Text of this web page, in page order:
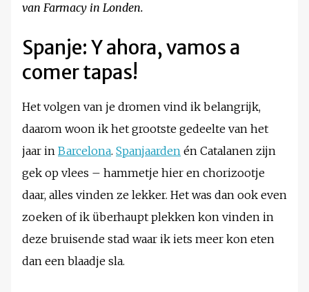
van Farmacy in Londen.
Spanje: Y ahora, vamos a
comer tapas!
Het volgen van je dromen vind ik belangrijk,
daarom woon ik het grootste gedeelte van het
jaar in Barcelona. Spanjaarden én Catalanen zijn
gek op vlees – hammetje hier en chorizootje
daar, alles vinden ze lekker. Het was dan ook even
zoeken of ik überhaupt plekken kon vinden in
deze bruisende stad waar ik iets meer kon eten
dan een blaadje sla.